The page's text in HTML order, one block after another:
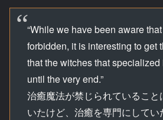
“While we have been aware
forbidden, it is interesting to get
that the witches that
until the very end.”
治癒魔法が禁じられていること
いたけど、治癒を専門にして